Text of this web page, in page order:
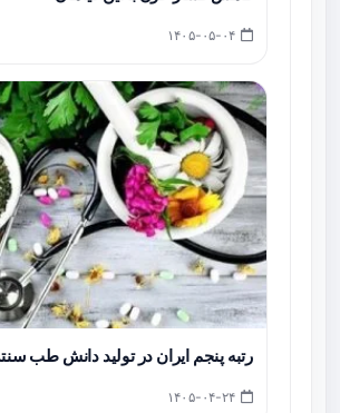
رتبه پنجم ایران در تولید دانش طب